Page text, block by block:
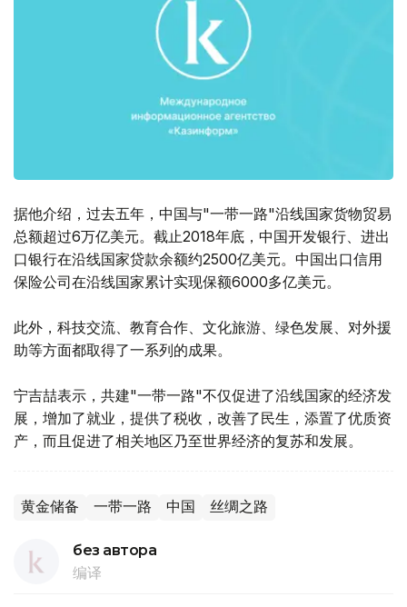
据他介绍，过去五年，中国与"一带一路"沿线国家货物贸易
总额超过6万亿美元。截止2018年底，中国开发银行、进出
口银行在沿线国家贷款余额约2500亿美元。中国出口信用
保险公司在沿线国家累计实现保额6000多亿美元。
此外，科技交流、教育合作、文化旅游、绿色发展、对外援
助等方面都取得了一系列的成果。
宁吉喆表示，共建"一带一路"不仅促进了沿线国家的经济发
展，增加了就业，提供了税收，改善了民生，添置了优质资
产，而且促进了相关地区乃至世界经济的复苏和发展。
黄金储备 一带一路 中国 丝绸之路
без автора
编译